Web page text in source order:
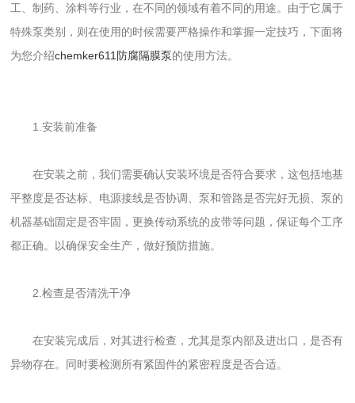
工、制药、涂料等行业，在不同的领域有着不同的用途。由于它属于
特殊泵类别，则在使用的时候需要严格操作和掌握一定技巧，下面将
为您介绍chemker611防腐隔膜泵的使用方法。
1.安装前准备
在安装之前，我们需要确认安装环境是否符合要求，这包括地基
平整度是否达标、电源接线是否协调、泵和管路是否完好无损、泵的
机器基础固定是否牢固，更换传动系统的皮带等问题，保证每个工序
都正确。以确保安全生产，做好预防措施。
2.检查是否清洗干净
在安装完成后，对其进行检查，尤其是泵内部及进出口，是否有
异物存在。同时要检测所有紧固件的紧密程度是否合适。